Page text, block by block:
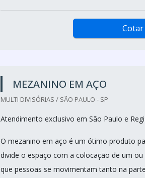
MEZANINO EM AÇO
MULTI DIVISÓRIAS / SÃO PAULO - SP
Atendimento exclusivo em São Paulo e
O mezanino em aço é um ótimo produto
divide o espaço com a colocação de um
que pessoas se movimentam tanto na